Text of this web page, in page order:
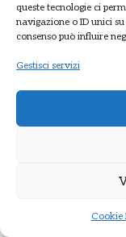
queste tecnologie ci
navigazione o ID unici
consenso può influire
Gestisci servizi
Cookie
Privacy Policy•
Sito web